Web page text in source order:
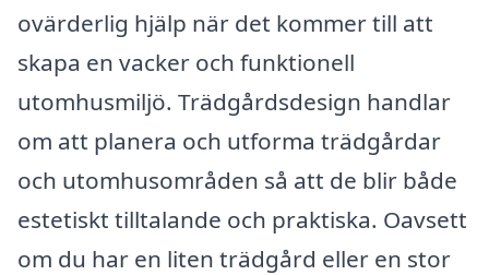
ovärderlig hjälp när det kommer till att
skapa en vacker och funktionell
utomhusmiljö. Trädgårdsdesign handlar
om att planera och utforma trädgårdar
och utomhusområden så att de blir både
estetiskt tilltalande och praktiska. Oavsett
om du har en liten trädgård eller en stor